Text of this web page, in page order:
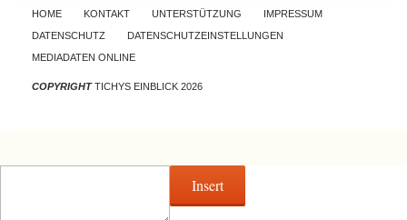
Skip to content
HOME KONTAKT UNTERSTÜTZUNG
IMPRESSUM
DATENSCHUTZ
DATENSCHUTZEINSTELLUNGEN
MEDIADATEN ONLINE
COPYRIGHTTICHYS EINBLICK 2026
Insert